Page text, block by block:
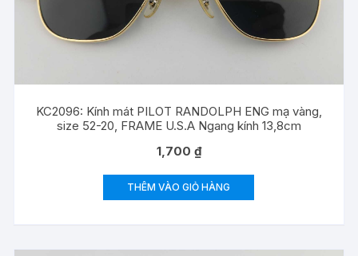
KC2096: Kính mát PILOT RANDOLPH ENG mạ vàng,
size 52-20, FRAME U.S.A Ngang kính 13,8cm
1,700 ₫
THÊM VÀO GIỎ HÀNG